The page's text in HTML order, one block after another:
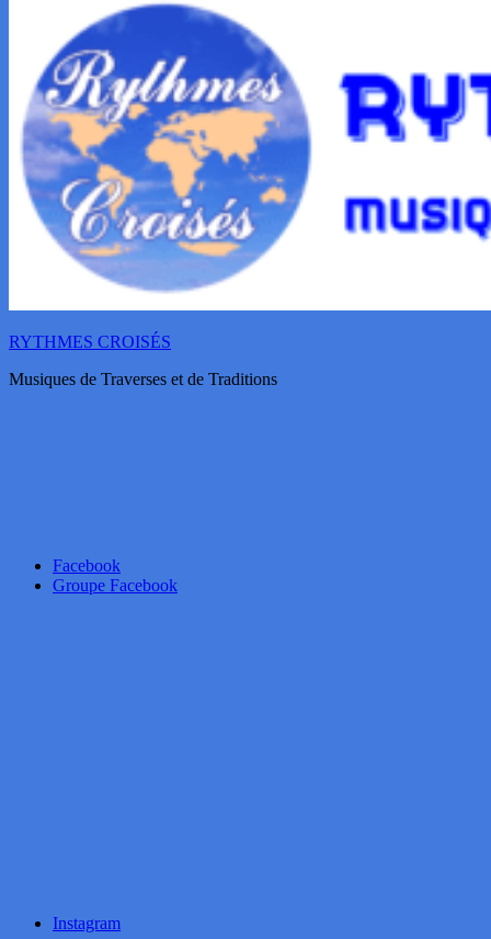
RYTHMES CROISÉS
Musiques de Traverses et de Traditions
Facebook
Groupe Facebook
Instagram